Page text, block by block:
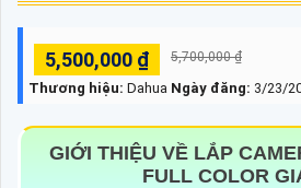
5,500,000 ₫ 5,700,000 ₫
Thương hiệu: Dahua Ngày đăng: 3/23/
GIỚI THIỆU VỀ LẮP
FULL COLOR